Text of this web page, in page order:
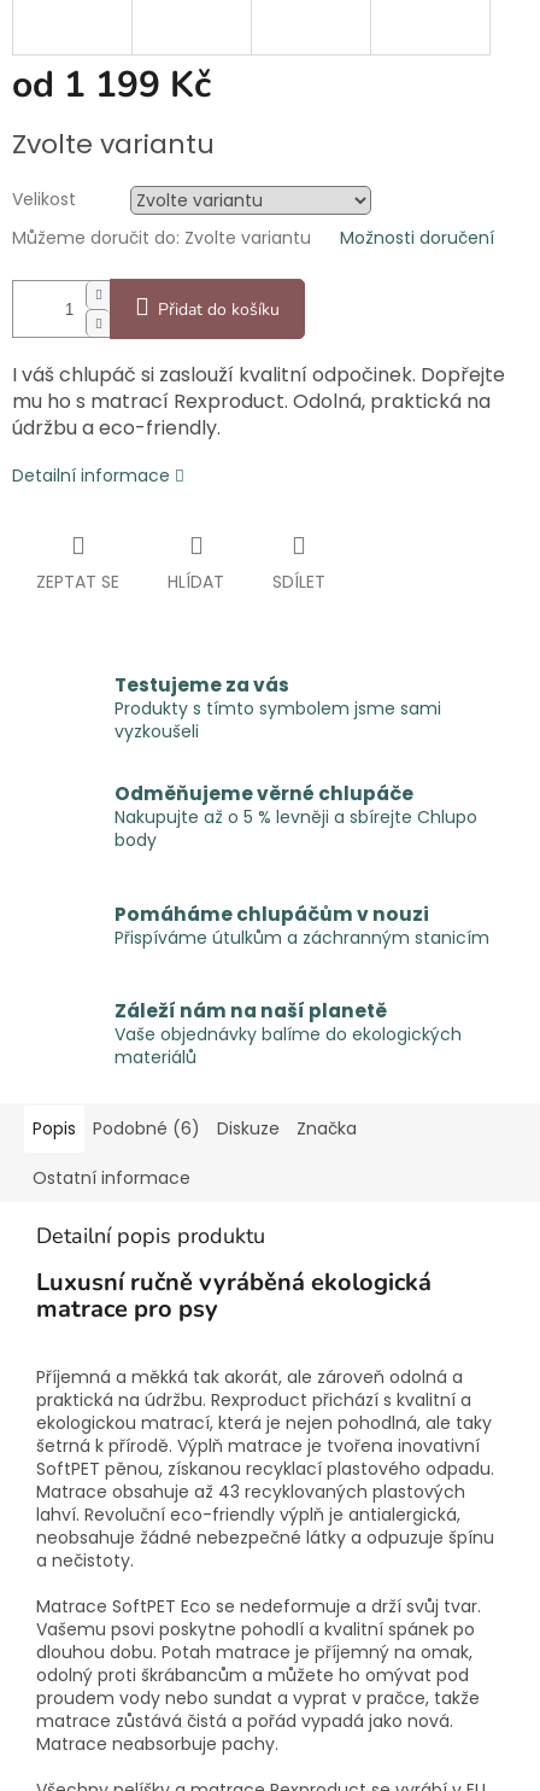
od 1 199 Kč
cena:
Zvolte variantu
Velikost
Můžeme doručit do: Zvolte variantu Možnosti doručení
Přidat do košíku
I váš chlupáč si zaslouží kvalitní odpočinek. Dopřejte
mu ho s matrací Rexproduct. Odolná, praktická na
údržbu a eco-friendly.
Detailní informace
ZEPTAT SE HLÍDAT SDÍLET
Testujeme za vás
Produkty s tímto symbolem jsme sami
vyzkoušeli
Odměňujeme věrné chlupáče
Nakupujte až o 5 % levněji a sbírejte Chlupo
body
Pomáháme chlupáčům v nouzi
Přispíváme útulkům a záchranným stanicím
Záleží nám na naší planetě
Vaše objednávky balíme do ekologických
materiálů
Popis Podobné (6) Diskuze Značka
Ostatní informace
Detailní popis produktu
Luxusní ručně vyráběná ekologická
matrace pro psy
Příjemná a měkká tak akorát, ale zároveň odolná a
praktická na údržbu. Rexproduct přichází s kvalitní a
ekologickou matrací, která je nejen pohodlná, ale taky
šetrná k přírodě. Výplň matrace je tvořena inovativní
SoftPET pěnou, získanou recyklací plastového odpadu.
Matrace obsahuje až 43 recyklovaných plastových
lahví. Revoluční eco-friendly výplň je antialergická,
neobsahuje žádné nebezpečné látky a odpuzuje špínu
a nečistoty.
Matrace SoftPET Eco se nedeformuje a drží svůj tvar.
Vašemu psovi poskytne pohodlí a kvalitní spánek po
dlouhou dobu. Potah matrace je příjemný na omak,
odolný proti škrábancům a můžete ho omývat pod
proudem vody nebo sundat a vyprat v pračce, takže
matrace zůstává čistá a pořád vypadá jako nová.
Matrace neabsorbuje pachy.